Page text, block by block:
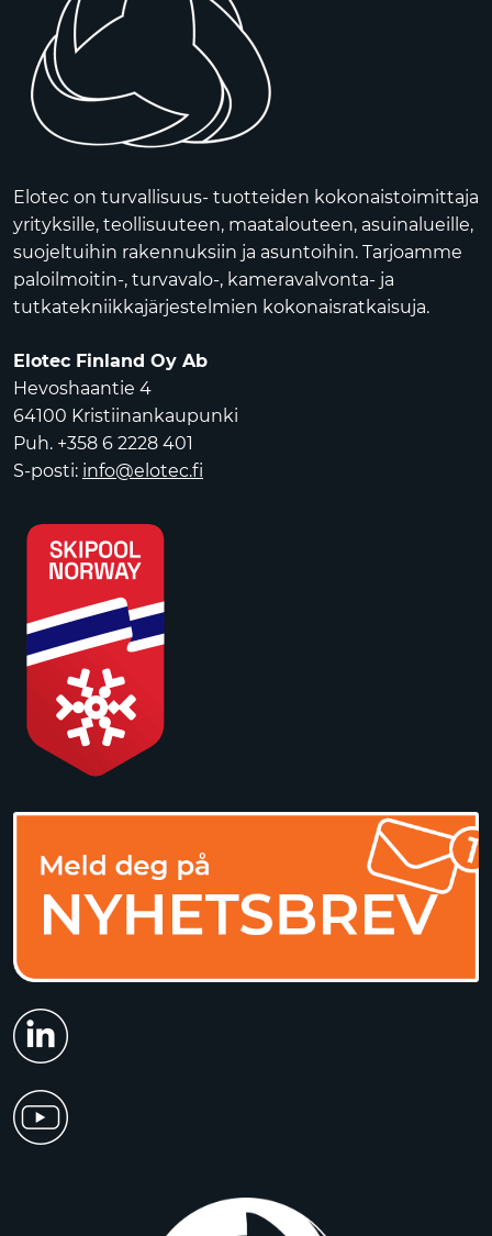
Elotec on turvallisuus- tuotteiden kokonaistoimittaja
yrityksille, teollisuuteen, maatalouteen, asuinalueille,
suojeltuihin rakennuksiin ja asuntoihin. Tarjoamme
paloilmoitin-, turvavalo-, kameravalvonta- ja
tutkatekniikkajärjestelmien kokonaisratkaisuja.
Elotec Finland Oy Ab
Hevoshaantie 4
64100 Kristiinankaupunki
Puh. +358 6 2228 401
S-posti: info@elotec.fi